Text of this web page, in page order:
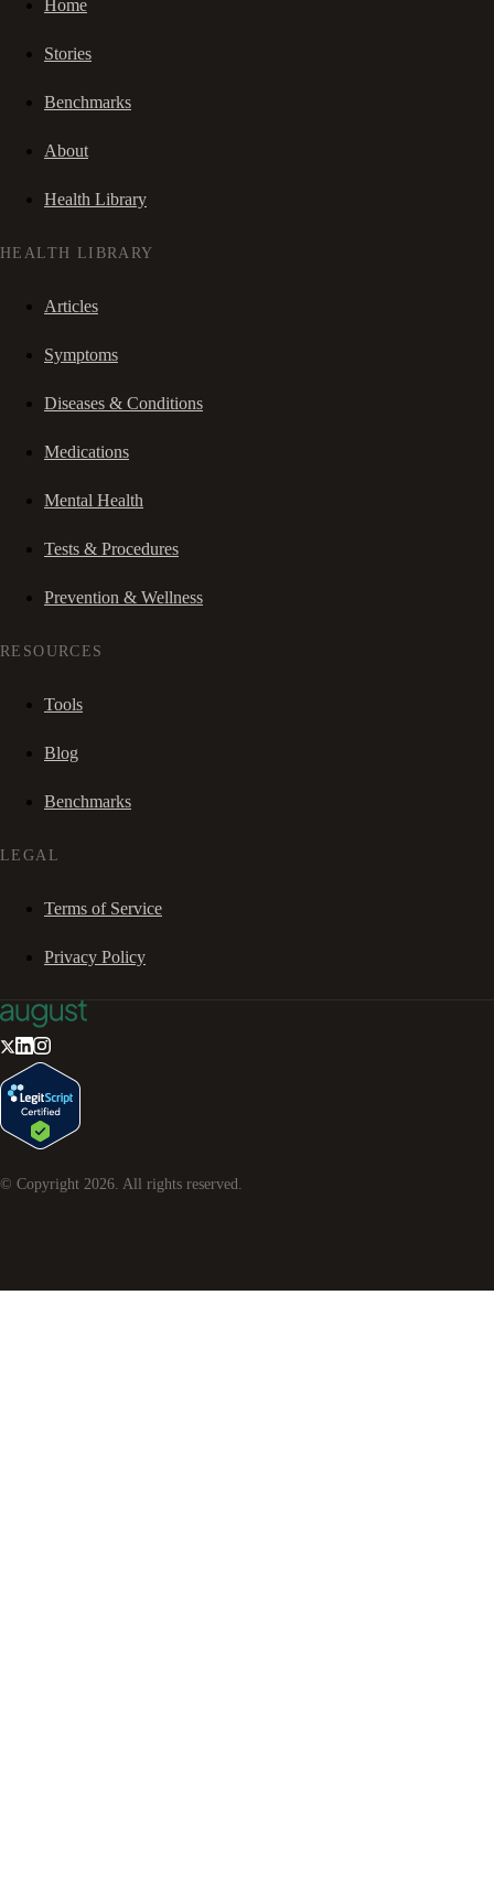
Home
Stories
Benchmarks
About
Health Library
HEALTH LIBRARY
Articles
Symptoms
Diseases & Conditions
Medications
Mental Health
Tests & Procedures
Prevention & Wellness
RESOURCES
Tools
Blog
Benchmarks
LEGAL
Terms of Service
Privacy Policy
© Copyright 2026 . All rights reserved.